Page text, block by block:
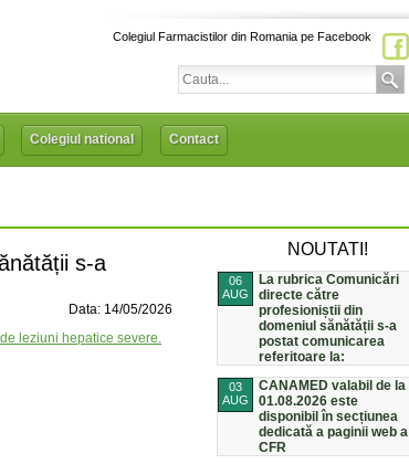
Colegiul Farmacistilor din Romania pe Facebook
Colegiul national Contact
s-a
Data: 14/05/2026
leziuni hepatice severe.
NOUTATI!
06
AUG
La rubrica Comunicări
directe către
profesioniștii din
domeniul sănătății s-a
postat comunicarea
referitoare la:
03
AUG
CANAMED valabil de la
01.08.2026 este
disponibil în secțiunea
dedicată a paginii web a
CFR